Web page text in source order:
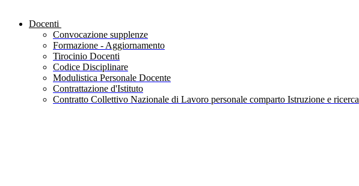
Docenti
Convocazione supplenze
Formazione - Aggiornamento
Tirocinio Docenti
Codice Disciplinare
Modulistica Personale Docente
Contrattazione d'Istituto
Contratto Collettivo Nazionale di Lavoro personale comparto Istruzione e ricerca